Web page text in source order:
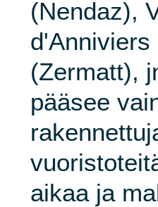
(Nendaz),
(Zermatt),
pääsee
aikaa ja